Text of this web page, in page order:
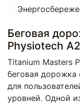
Беговая
Physiotech
Titanium Masters
беговая дорожка
для
уровней. Одной